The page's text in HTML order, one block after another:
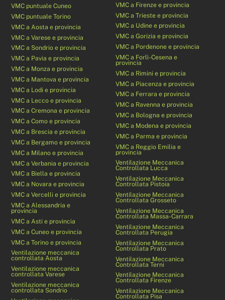
VMC puntuale Cuneo
VMC puntuale Torino
VMC a Aosta e provincia
VMC a Varese e provincia
VMC a Sondrio e provincia
VMC a Pavia e provincia
VMC a Monza e provincia
VMC a Mantova e provincia
VMC a Lodi e provincia
VMC a Lecco e provincia
VMC a Cremona e provincia
VMC a Como e provincia
VMC a Brescia e provincia
VMC a Bergamo e provincia
VMC a Milano e provincia
VMC a Verbania e provincia
VMC a Biella e provincia
VMC a Novara e provincia
VMC a Vercelli e provincia
VMC a Alessandria e
provincia
VMC a Asti e provincia
VMC a Cuneo e provincia
VMC a Torino e provincia
Ventilazione meccanica
controllata Aosta
Ventilazione meccanica
controllata Varese
Ventilazione meccanica
controllata Sondrio
VMC a Firenze e provincia
VMC a Trieste e provincia
VMC a Udine e provincia
VMC a Gorizia e provincia
VMC a Pordenone e provincia
VMC a Forlì-Cesena e
provincia
VMC a Rimini e provincia
VMC a Piacenza e provincia
VMC a Ferrara e provincia
VMC a Ravenna e provincia
VMC a Bologna e provincia
VMC a Modena e provincia
VMC a Parma e provincia
VMC a Reggio Emilia e
provincia
Ventilazione Meccanica
Controllata Lucca
Ventilazione Meccanica
Controllata Pistoia
Ventilazione Meccanica
Controllata Grosseto
Ventilazione Meccanica
Controllata Massa-Carrara
Ventilazione Meccanica
Controllata Perugia
Ventilazione Meccanica
Controllata Prato
Ventilazione Meccanica
Controllata Terni
Ventilazione Meccanica
Controllata Firenze
Ventilazione Meccanica
Controllata Pisa